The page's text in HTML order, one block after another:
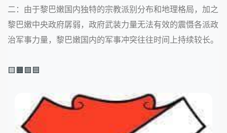
二：由于黎巴嫩国内独特的宗教派别分布和地理格局，加之
黎巴嫩中央政府孱弱，政府武装力量无法有效的震慑各派政
治军事力量，黎巴嫩国内的军事冲突往往时间上持续较长。
🟨🟧🟩🟦